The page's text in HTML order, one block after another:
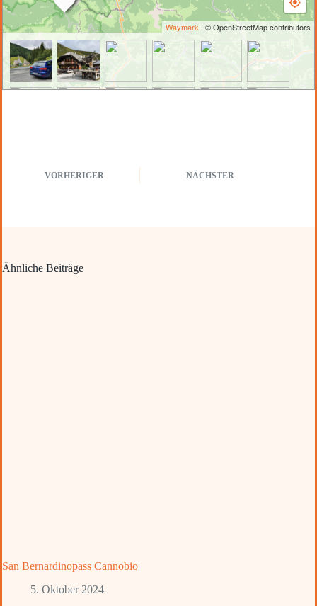
Waymark | © OpenStreetMap contributors
VORHERIGER NÄCHSTER
Ähnliche Beiträge
San Bernardinopass Cannobio
5. Oktober 2024